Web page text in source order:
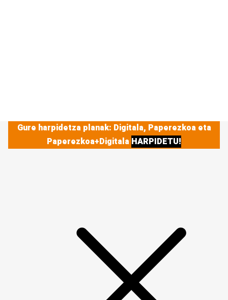
Gure harpidetza planak: Digitala, Paperezkoa eta
Paperezkoa+Digitala HARPIDETU!